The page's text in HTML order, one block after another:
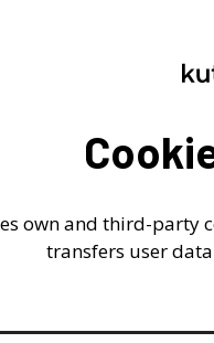
General está
BANCARIA-
BANKU
de Gestión Fundación
own and third-party
transfers user